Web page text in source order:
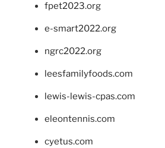
fpet2023.org
e-smart2022.org
ngrc2022.org
leesfamilyfoods.com
lewis-lewis-cpas.com
eleontennis.com
cyetus.com